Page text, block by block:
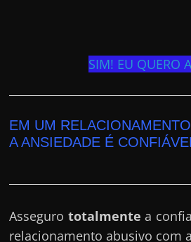
SIM! EU QUERO
EM UM
A ANSIEDADE É
Asseguro totalmente a
relacionamento abusivo com